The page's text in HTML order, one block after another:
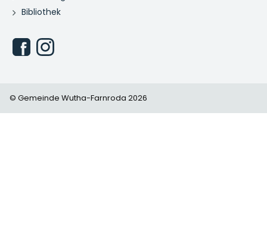
Bibliothek
© Gemeinde Wutha-Farnroda 2026